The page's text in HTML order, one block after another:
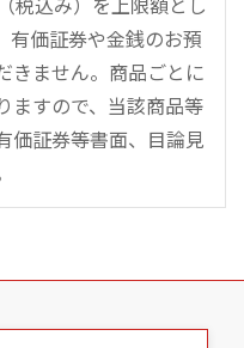
有価証券や金銭のお預
きません。商品ごとに
ますので、当該商品等
価証券等書面、目論見